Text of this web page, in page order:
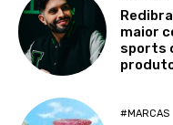
maior
sports
#MARCAS